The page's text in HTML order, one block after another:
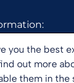
you the best
out more
them in